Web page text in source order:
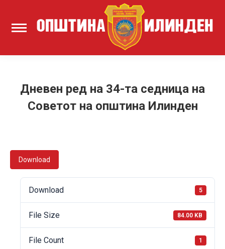
Дневен ред на 34-та седница на
Советот на општина Илинден
Download
Download 5
File Size 84.00 KB
File Count 1